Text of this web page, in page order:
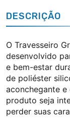
DESCRIÇÃO
O Travesseiro
desenvolvido
e bem-estar
de poliéster
aconchegante
produto seja
perder suas